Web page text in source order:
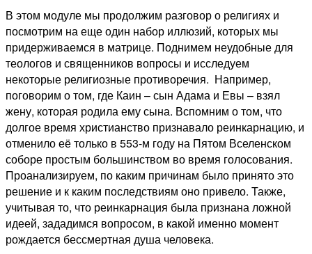
В этом модуле мы продолжим разговор о религиях и
посмотрим на еще один набор иллюзий, которых мы
придерживаемся в матрице. Поднимем неудобные для
теологов и священников вопросы и исследуем
некоторые религиозные противоречия. Например,
поговорим о том, где Каин – сын Адама и Евы – взял
жену, которая родила ему сына. Вспомним о том, что
долгое время христианство признавало реинкарнацию, и
отменило её только в 553-м году на Пятом Вселенском
соборе простым большинством во время голосования.
Проанализируем, по каким причинам было принято это
решение и к каким последствиям оно привело. Также,
учитывая то, что реинкарнация была признана ложной
идеей, зададимся вопросом, в какой именно момент
рождается бессмертная душа человека.